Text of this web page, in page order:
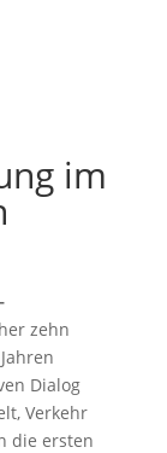
im
zehn
Dialog
Verkehr
die ersten